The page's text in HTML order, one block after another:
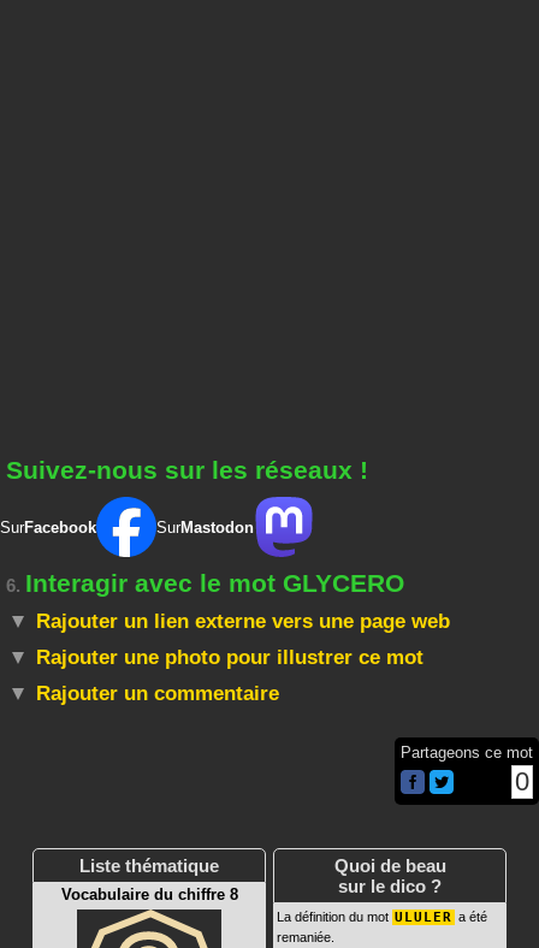
Suivez-nous sur les réseaux !
SurFacebook SurMastodon
6. Interagir avec le mot GLYCERO
Rajouter un lien externe vers une page web
Rajouter une photo pour illustrer ce mot
Rajouter un commentaire
Partageons ce mot
0
Liste thématique
Vocabulaire du chiffre 8
Quoi de beau
sur le dico ?
La définition du mot ULULER a été
remaniée.